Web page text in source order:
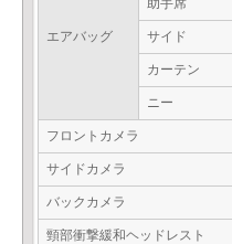
エアバッグ
助手席
サイド
カーテン
ニー
フロントカメラ
サイドカメラ
バックカメラ
頸部衝撃緩和ヘッドレスト